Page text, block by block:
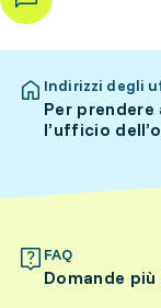
Indirizzi degli
Per
l’ufficio
FAQ
Domande